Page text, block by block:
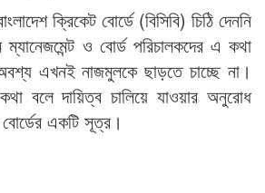
ক্রিকেট বোর্ডে (বিসিবি) চিঠি দেননি
ম্যানেজমেন্ট ও বোর্ড পরিচালকদের এ কথা
এখনই নাজমুলকে ছাড়তে চাচ্ছে না।
বলে দায়িত্ব চালিয়ে যাওয়ার অনুরোধ
একটি সূত্র।